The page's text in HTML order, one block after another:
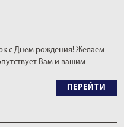
с Днем рождения! Желаем
Вам и вашим
ПЕРЕЙТИ